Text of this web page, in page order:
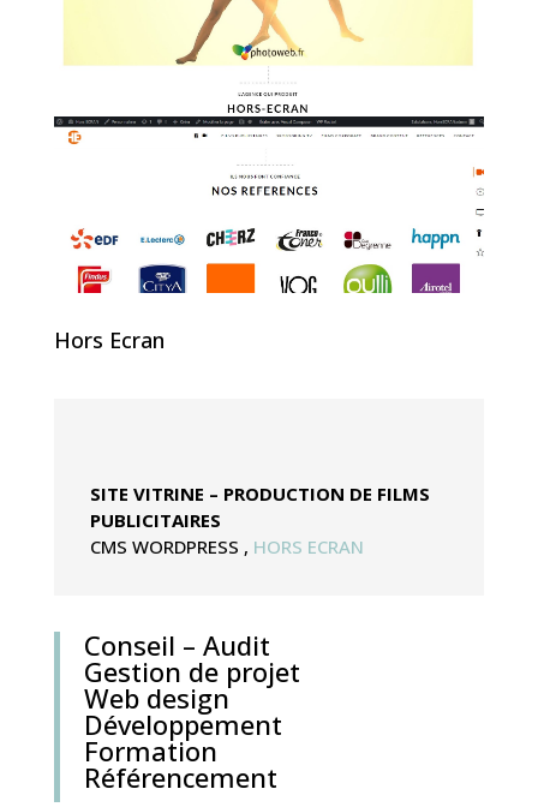
Hors Ecran
SITE VITRINE – PRODUCTION DE FILMS
PUBLICITAIRES
CMS WORDPRESS , HORS ECRAN
Conseil – Audit
Gestion de projet
Web design
Développement
Formation
Référencement